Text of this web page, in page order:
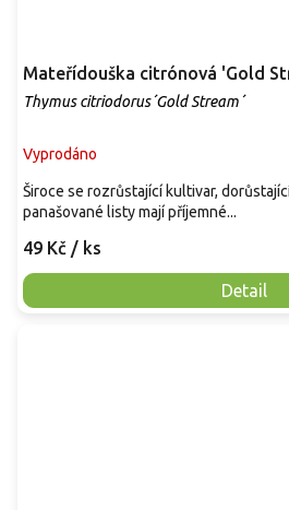
Mateřídouška citrónová 'Gold
Thymus citriodorus´Gold Stream´
Vyprodáno
49 Kč / ks
Detail
Široce se rozrůstající kultivar,
panašované listy mají příjemné...